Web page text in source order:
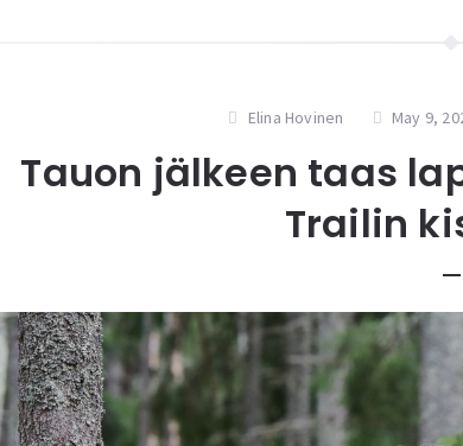
Elina Hovinen May 9,
Tauon jälkeen taas
Trailin